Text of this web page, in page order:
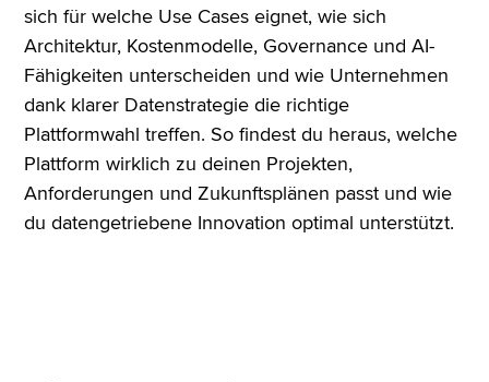
sich für welche Use Cases eignet, wie sich
Architektur, Kostenmodelle, Governance und AI-
Fähigkeiten unterscheiden und wie Unternehmen
dank klarer Datenstrategie die richtige
Plattformwahl treffen. So findest du heraus, welche
Plattform wirklich zu deinen Projekten,
Anforderungen und Zukunftsplänen passt und wie
du datengetriebene Innovation optimal unterstützt.